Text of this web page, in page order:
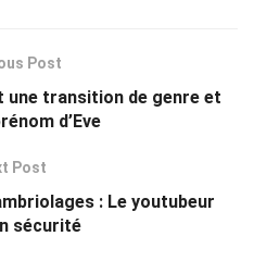
Post
transition de genre et
d’Eve
Post
: Le youtubeur
sécurité